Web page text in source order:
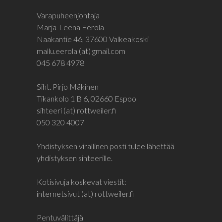
Varapuheenjohtaja
Marja-Leena Eerola
Naakantie 46, 37600 Valkeakoski
mallu.eerola (at) gmail.com
045 678 4978
Siht. Pirjo Mäkinen
Tikankolo 1 B 6, 02660 Espoo
sihteeri (at) rottweiler.fi
050 320 4007
Yhdistyksen virallinen posti tulee lähettää
yhdistyksen sihteerille.
Kotisivuja koskevat viestit:
internetsivut (at) rottweiler.fi
Pentuvälittäjä